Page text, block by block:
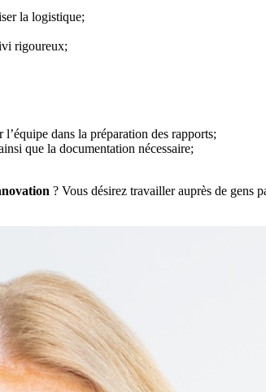
la logistique;
rigoureux;
dans la préparation des rapports;
que la documentation nécessaire;
? Vous désirez travailler auprès de gens